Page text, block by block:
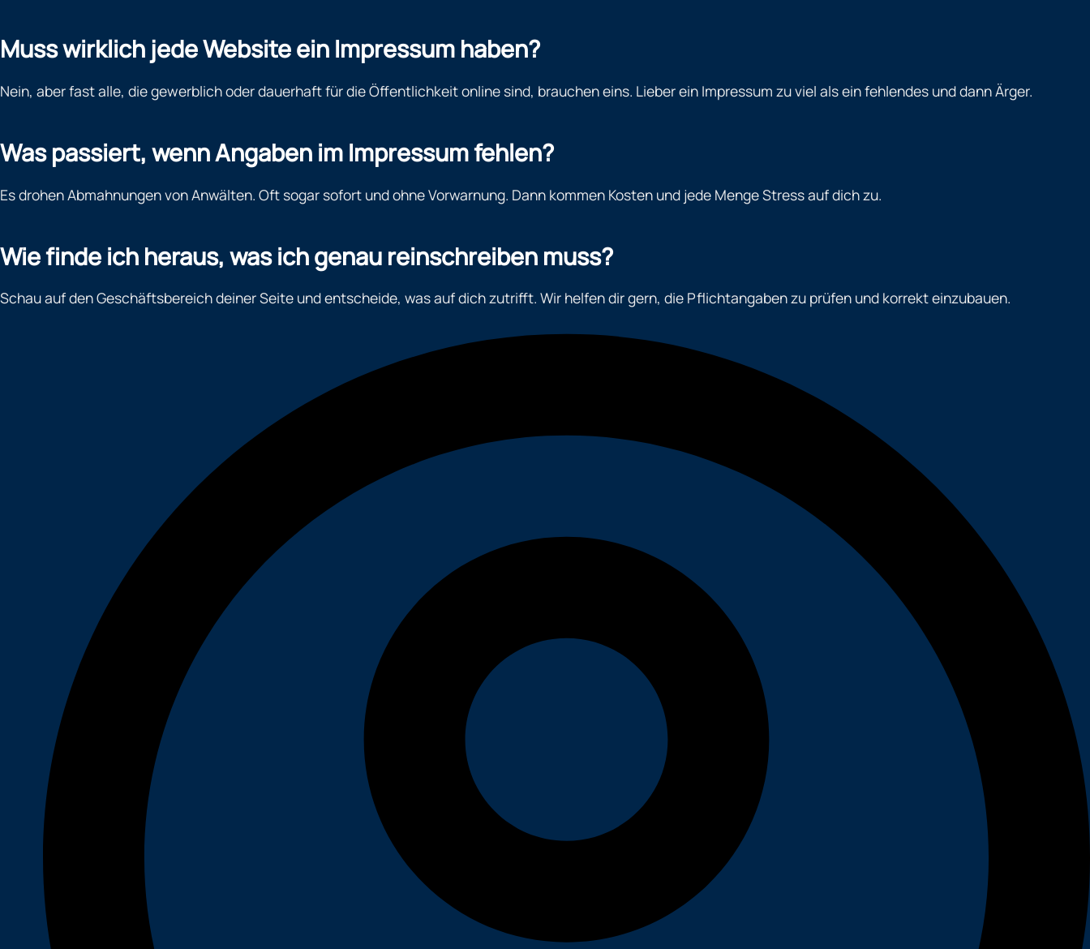
Muss wirklich jede Website ein Impressum haben?
Nein, aber fast alle, die gewerblich oder dauerhaft für die Öffentlichkeit online sind, brauchen eins. Lieber ein Impressum zu viel als ein fehlendes und dann Ärger.
Was passiert, wenn Angaben im Impressum fehlen?
Es drohen Abmahnungen von Anwälten. Oft sogar sofort und ohne Vorwarnung. Dann kommen Kosten und jede Menge Stress auf dich zu.
Wie finde ich heraus, was ich genau reinschreiben muss?
Schau auf den Geschäftsbereich deiner Seite und entscheide, was auf dich zutrifft. Wir helfen dir gern, die Pflichtangaben zu prüfen und korrekt einzubauen.